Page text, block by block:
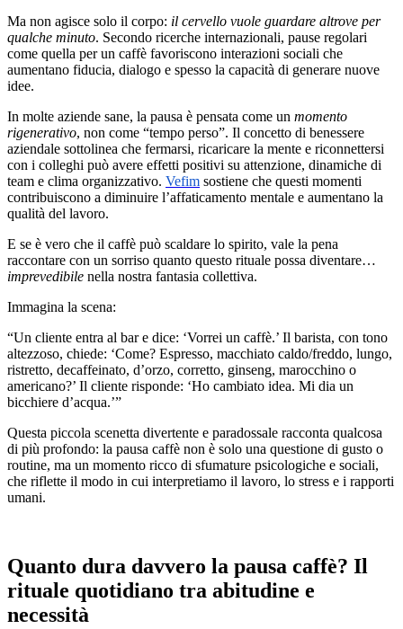
Ma non agisce solo il corpo: il cervello vuole guardare altrove per
qualche minuto. Secondo ricerche internazionali, pause regolari
come quella per un caffè favoriscono interazioni sociali che
aumentano fiducia, dialogo e spesso la capacità di generare nuove
idee.
In molte aziende sane, la pausa è pensata come un momento
rigenerativo, non come “tempo perso”. Il concetto di benessere
aziendale sottolinea che fermarsi, ricaricare la mente e riconnettersi
con i colleghi può avere effetti positivi su attenzione, dinamiche di
team e clima organizzativo. Vefim sostiene che questi momenti
contribuiscono a diminuire l’affaticamento mentale e aumentano la
qualità del lavoro.
E se è vero che il caffè può scaldare lo spirito, vale la pena
raccontare con un sorriso quanto questo rituale possa diventare…
imprevedibile nella nostra fantasia collettiva.
Immagina la scena:
“Un cliente entra al bar e dice: ‘Vorrei un caffè.’ Il barista, con tono
altezzoso, chiede: ‘Come? Espresso, macchiato caldo/freddo, lungo,
ristretto, decaffeinato, d’orzo, corretto, ginseng, marocchino o
americano?’ Il cliente risponde: ‘Ho cambiato idea. Mi dia un
bicchiere d’acqua.’”
Questa piccola scenetta divertente e paradossale racconta qualcosa
di più profondo: la pausa caffè non è solo una questione di gusto o
routine, ma un momento ricco di sfumature psicologiche e sociali,
che riflette il modo in cui interpretiamo il lavoro, lo stress e i rapporti
umani.
Quanto dura davvero la pausa caffè? Il
rituale quotidiano tra abitudine e
necessità